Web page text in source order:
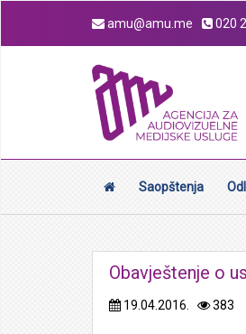
amu@amu.me 020
Saopštenja
Obavještenje o
19.04.2016. 383